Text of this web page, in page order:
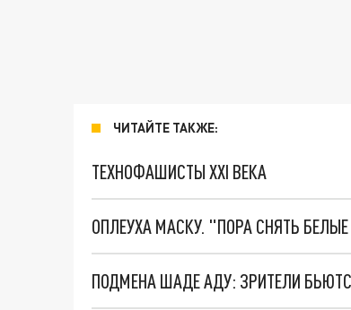
ЧИТАЙТЕ ТАКЖЕ:
ТЕХНОФАШИСТЫ XXI ВЕКА
ОПЛЕУХА МАСКУ. "ПОРА СНЯТЬ